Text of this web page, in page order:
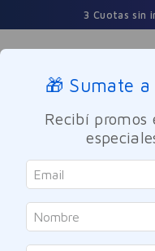
3 Cuotas sin
Buscar
Maquillaje Rostro
Maybelline
🎁 Sumate
Recibí promos